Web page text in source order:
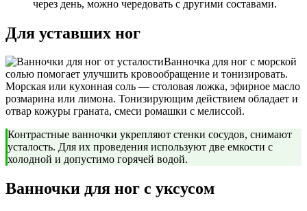
через день, можно чередовать с другими составами.
Для уставших ног
Ванночка для ног с морской
солью помогает улучшить кровообращение и тонизировать.
Морская или кухонная соль — столовая ложка, эфирное масло
розмарина или лимона. Тонизирующим действием обладает и
отвар кожуры граната, смеси ромашки с мелиссой.
Контрастные ванночки укрепляют стенки сосудов, снимают
усталость. Для их проведения используют две емкости с
холодной и допустимо горячей водой.
Ванночки для ног с уксусом